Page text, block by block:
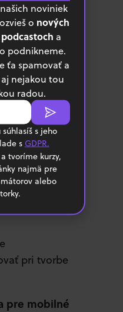
základov
niečo)
vzorov
pri tvorbe
pre mobilné
noviniek
o nových
a
podnikneme.
ťa spamovať a
nejakou tou
radou.
s jeho
s GDPR.
tvoríme kurzy,
najmä pre
alebo